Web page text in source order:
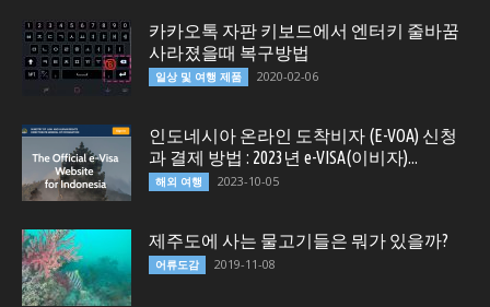
카카오톡 자판 키보드에서 엔터키 줄바꿈
사라졌을때 복구방법
일상 및 여행 제품 2020-02-06
인도네시아 온라인 도착비자 (E-VOA) 신청
과 결제 방법 : 2023년 e-VISA(이비자)...
해외 여행 2023-10-05
제주도에 사는 물고기들은 뭐가 있을까?
어류도감 2019-11-08